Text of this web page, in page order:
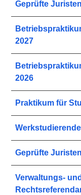
Geprüfte
2027
2026
Praktikum für
Geprüfte
Verwaltungs-